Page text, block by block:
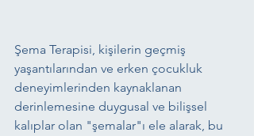
Şema Terapisi, kişilerin geçmiş
yaşantılarından ve erken çocukluk
deneyimlerinden kaynaklanan
derinlemesine duygusal ve bilişsel
kalıplar olan "şemalar"ı ele alarak, bu